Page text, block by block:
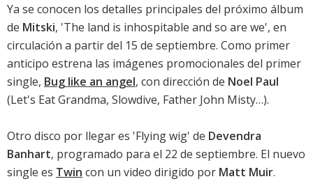
Ya se conocen los detalles principales del próximo álbum
de Mitski, 'The land is inhospitable and so are we', en
circulación a partir del 15 de septiembre. Como primer
anticipo estrena las imágenes promocionales del primer
single, Bug like an angel, con dirección de Noel Paul
(Let's Eat Grandma, Slowdive, Father John Misty…).
Otro disco por llegar es 'Flying wig' de Devendra
Banhart, programado para el 22 de septiembre. El nuevo
single es Twin con un video dirigido por Matt Muir.